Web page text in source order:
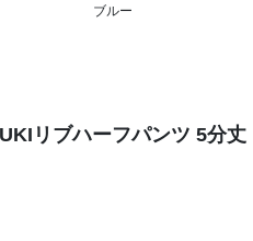
ブルー
リブハーフパンツ 5分丈